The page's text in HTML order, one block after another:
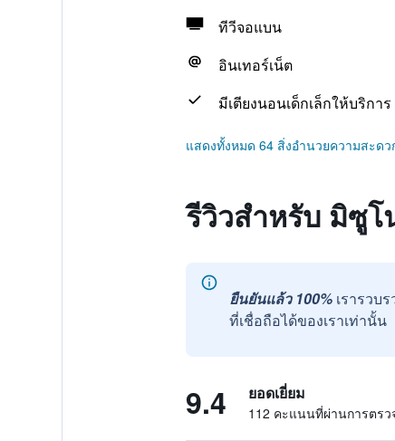
ทีวีจอแบน
อินเทอร์เน็ต
มีเตียงนอนเด็กเล็กให้บริการ
แสดงทั้งหมด 64 สิ่งอำนวยความสะดว
รีวิวสำหรับ มิซูโ
ยืนยันแล้ว 100% เรารวบ
ที่เชื่อถือได้ของเราเท่านั้น
9.4 ยอดเยี่ยม
112 คะแนนที่ผ่านการตรว